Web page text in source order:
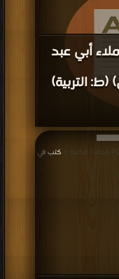
أبي عبد
التربية)
عبد الرحمن النسائي (ت:
| التحميل : مرة/مراتكتب في